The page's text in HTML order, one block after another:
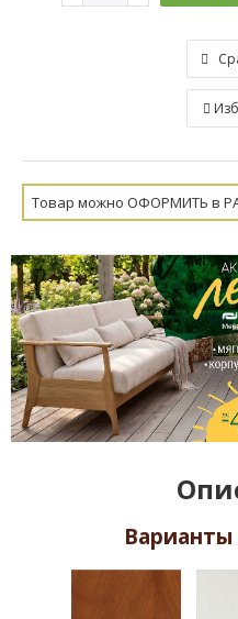
Товар можно ОФОРМИТЬ в
Варианты